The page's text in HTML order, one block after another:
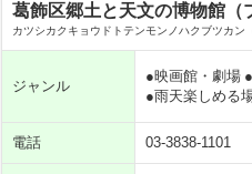
葛飾区郷土と天文の博物館（
カツシカクキョウドトテンモンノハクブツカン
ジャンル
●映画館・劇場
●雨天楽しめる
電話 03-3838-1101